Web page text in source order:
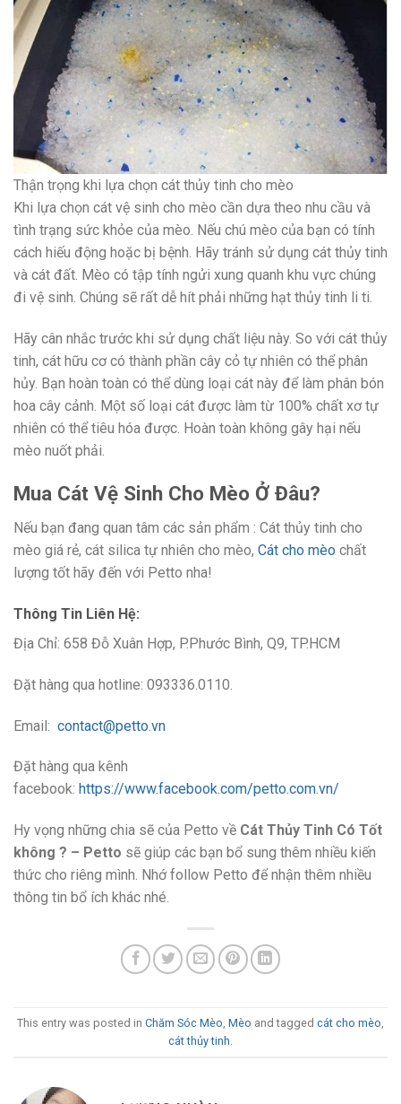
Thận trọng khi lựa chọn cát thủy tinh cho mèo
Khi lựa chọn cát vệ sinh cho mèo cần dựa theo nhu cầu và
tình trạng sức khỏe của mèo. Nếu chú mèo của bạn có tính
cách hiếu động hoặc bị bệnh. Hãy tránh sử dụng cát thủy tinh
và cát đất. Mèo có tập tính ngửi xung quanh khu vực chúng
đi vệ sinh. Chúng sẽ rất dễ hít phải những hạt thủy tinh li ti.
Hãy cân nhắc trước khi sử dụng chất liệu này. So với cát thủy
tinh, cát hữu cơ có thành phần cây cỏ tự nhiên có thể phân
hủy. Bạn hoàn toàn có thể dùng loại cát này để làm phân bón
hoa cây cảnh. Một số loại cát được làm từ 100% chất xơ tự
nhiên có thể tiêu hóa được. Hoàn toàn không gây hại nếu
mèo nuốt phải.
Mua Cát Vệ Sinh Cho Mèo Ở Đâu?
Nếu bạn đang quan tâm các sản phẩm : Cát thủy tinh cho
mèo giá rẻ, cát silica tự nhiên cho mèo, Cát cho mèo chất
lượng tốt hãy đến với Petto nha!
Thông Tin Liên Hệ:
Địa Chỉ: 658 Đỗ Xuân Hợp, P.Phước Bình, Q9, TP.HCM
Đặt hàng qua hotline: 093336.0110.
Email: contact@petto.vn
Đặt hàng qua kênh
facebook: https://www.facebook.com/petto.com.vn/
Hy vọng những chia sẽ của Petto về Cát Thủy Tinh Có Tốt
không ? – Petto sẽ giúp các bạn bổ sung thêm nhiều kiến
thức cho riêng mình. Nhớ follow Petto để nhận thêm nhiều
thông tin bổ ích khác nhé.
This entry was posted in Chăm Sóc Mèo Mèo and tagged cát cho mèo
cát thủy tinh